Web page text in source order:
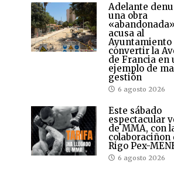
Adelante
una obra
acusa al
Ayuntamiento
convertir la
de Francia en
ejemplo de
gestión
6 agosto 2026
Este sábado
espectacular
de MMA, con
colaboraciñon
Rigo Pex-
6 agosto 2026